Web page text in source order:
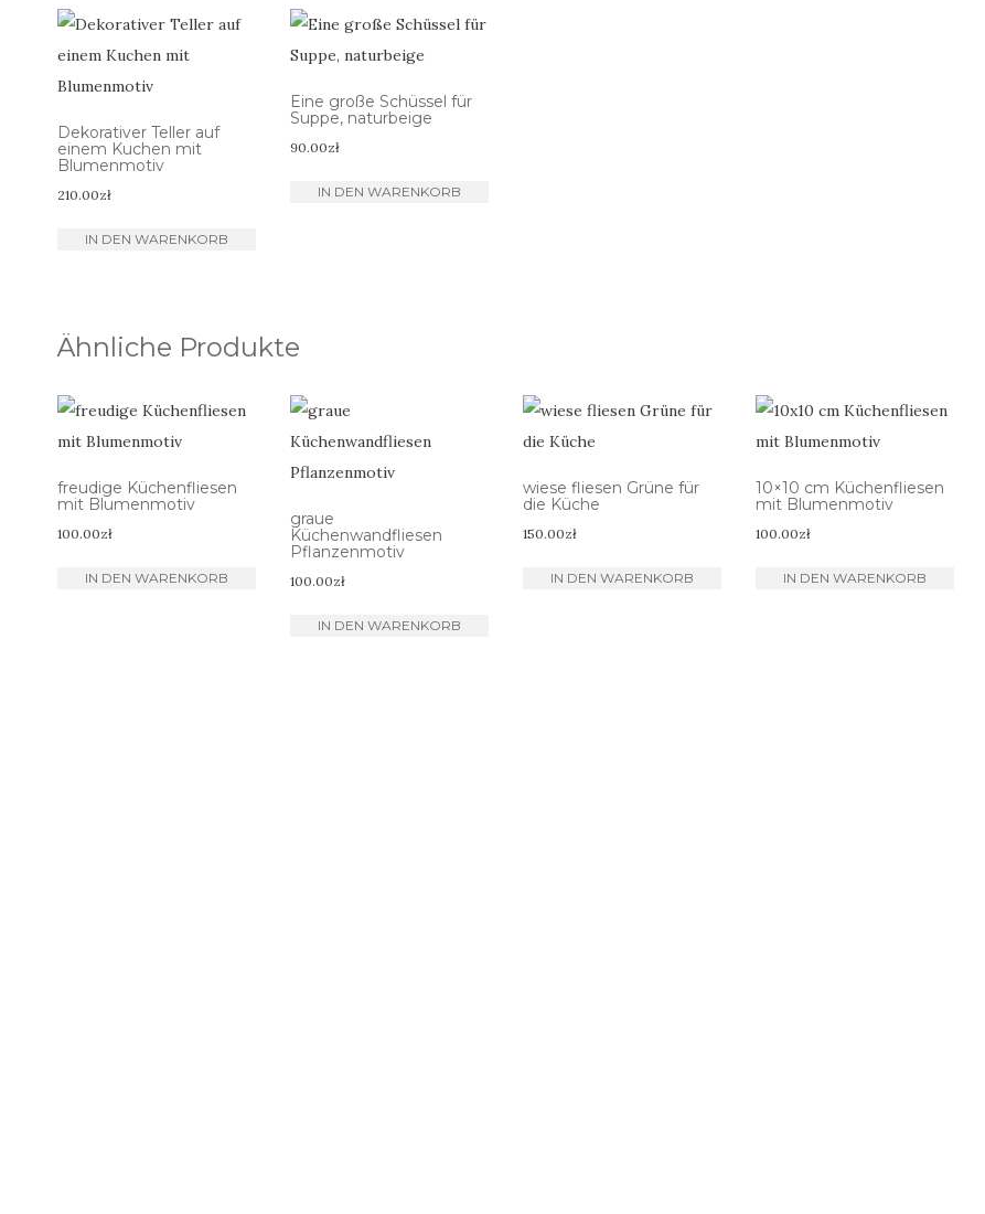
Dekorativer Teller auf
einem Kuchen mit
Blumenmotiv
210.00zł
IN DEN WARENKORB
Eine große Schüssel für
Suppe, naturbeige
90.00zł
IN DEN WARENKORB
Ähnliche Produkte
freudige Küchenfliesen
mit Blumenmotiv
100.00zł
IN DEN WARENKORB
graue
Küchenwandfliesen
Pflanzenmotiv
100.00zł
IN DEN WARENKORB
wiese fliesen Grüne für
die Küche
150.00zł
IN DEN WARENKORB
10×10 cm Küchenfliesen
mit Blumenmotiv
100.00zł
IN DEN WARENKORB